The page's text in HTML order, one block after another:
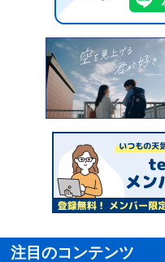
注目のコンテンツ